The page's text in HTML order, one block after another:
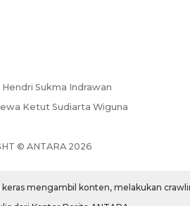
Sukma Indrawan
Ketut Sudiarta Wiguna
© ANTARA 2026
keras mengambil konten, melakukan